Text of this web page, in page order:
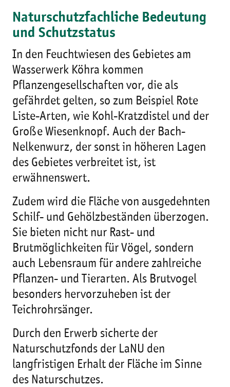
Naturschutzfachliche Bedeutung
und Schutzstatus
In den Feuchtwiesen des Gebietes am
Wasserwerk Köhra kommen
Pflanzengesellschaften vor, die als
gefährdet gelten, so zum Beispiel Rote
Liste-Arten, wie Kohl-Kratzdistel und der
Große Wiesenknopf. Auch der Bach-
Nelkenwurz, der sonst in höheren Lagen
des Gebietes verbreitet ist, ist
erwähnenswert.
Zudem wird die Fläche von ausgedehnten
Schilf- und Gehölzbeständen überzogen.
Sie bieten nicht nur Rast- und
Brutmöglichkeiten für Vögel, sondern
auch Lebensraum für andere zahlreiche
Pflanzen- und Tierarten. Als Brutvogel
besonders hervorzuheben ist der
Teichrohrsänger.
Durch den Erwerb sicherte der
Naturschutzfonds der LaNU den
langfristigen Erhalt der Fläche im Sinne
des Naturschutzes.